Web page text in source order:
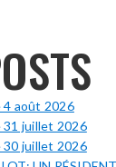
4 août 2026
31 juillet 2026
30 juillet 2026